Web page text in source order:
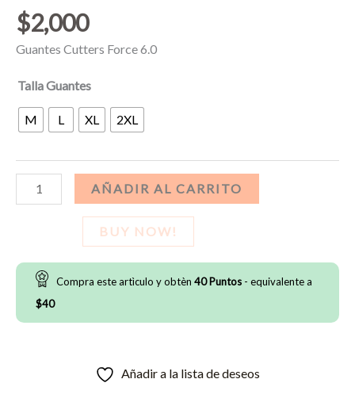
$2,000
Guantes Cutters Force 6.0
Talla Guantes
M L XL 2XL
Guantes
Cutters
–
cantidad
AÑADIR AL CARRITO
BUY NOW!
Compra este artìculo y obtèn 40Puntos - equivalente a
$40
Añadir a la lista de deseos